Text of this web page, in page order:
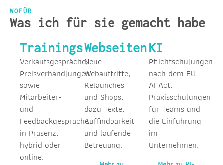
WOFÜR
Was ich für sie gemacht habe
Trainings
Verkaufsgespräche,
Preisverhandlungen
sowie
Mitarbeiter-
und
Feedbackgespräche,
in Präsenz,
hybrid oder
online.
Webseiten
Neue
Webauftritte,
Relaunches
und Shops,
dazu Texte,
Auffindbarkeit
und laufende
Betreuung.
KI
Pflichtschulungen
nach dem EU
AI Act,
Praxisschulungen
für Teams und
die Einführung
im
Unternehmen.